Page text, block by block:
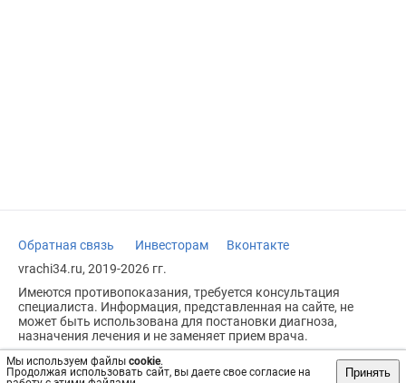
Мы используем файлы cookie.
Продолжая использовать сайт, вы даете свое согласие на
Принять
Обратная связь Инвесторам
Вконтакте
vrachi34.ru, 2019-2026 гг.
Имеются противопоказания, требуется консультация
специалиста. Информация, представленная на сайте, не
может быть использована для постановки диагноза,
назначения лечения и не заменяет прием врача.
Возрастное ограничение: 18+